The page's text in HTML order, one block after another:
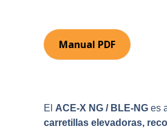
Manual PDF
El ACE-X NG / BLE-NG es
carretillas elevadoras,